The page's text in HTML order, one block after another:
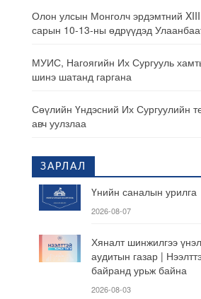
Олон улсын Монголч эрдэмтний
сарын 10-13-ны өдрүүдэд
МУИС, Нагоягийн Их Сургууль
шинэ шатанд гаргана
Сөүлийн Үндэсний Их Сургуулийн
авч уулзлаа
ЗАРЛАЛ
Үнийн саналын урилга
2026-08-07
Хяналт шинжилгээ
аудитын газар |
байранд урьж байна
2026-08-03